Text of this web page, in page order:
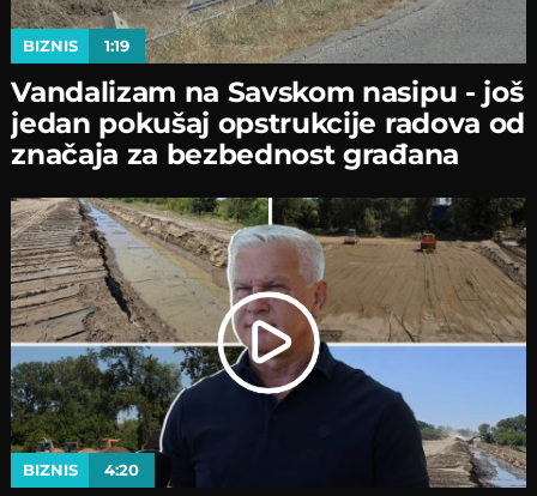
BIZNIS 1:19
Vandalizam na Savskom nasipu - јoš
јedan pokušaј opstrukciјe radova od
značaјa za bezbednost građana
BIZNIS 4:20